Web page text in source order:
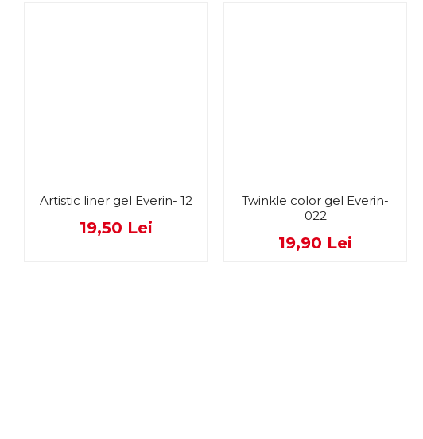
Artistic liner gel Everin- 12
19,50 Lei
Twinkle color gel Everin-
022
19,90 Lei